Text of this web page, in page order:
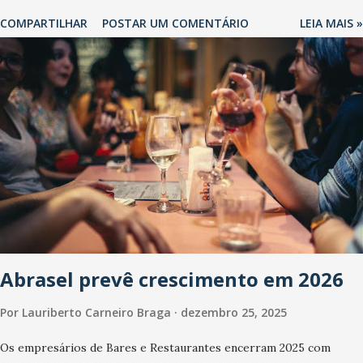
COMPARTILHAR POSTAR UM COMENTÁRIO LEIA MAIS »
Abrasel prevê crescimento em 2026
Por Lauriberto Carneiro Braga dezembro 25, 2025
Os empresários de Bares e Restaurantes encerram 2025 com